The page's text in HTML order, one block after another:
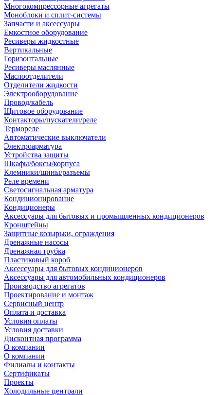
Многокомпрессорные агрегаты
Моноблоки и сплит-системы
Запчасти и аксессуары
Емкостное оборудование
Ресиверы жидкостные
Вертикальные
Горизонтальные
Ресиверы маслянные
Маслоотделители
Отделители жидкости
Электрооборудование
Провод/кабель
Щитовое оборудование
Контакторы/пускатели/реле
Термореле
Автоматические выключатели
Электроарматура
Устройства защиты
Шкафы/боксы/корпуса
Клемники/шины/разъемы
Реле времени
Светосигнальная арматура
Кондиционирование
Кондиционеры
Аксессуары для бытовых и промышленных кондиционеров
Кронштейны
Защитные козырьки, ограждения
Дренажные насосы
Дренажная трубка
Пластиковый короб
Аксессуары для бытовых кондиционеров
Аксессуары для автомобильных кондиционеров
Производство агрегатов
Проектирование и монтаж
Сервисный центр
Оплата и доставка
Условия оплаты
Условия доставки
Дисконтная программа
О компании
О компании
Филиалы и контакты
Сертификаты
Проекты
Холодильные централи